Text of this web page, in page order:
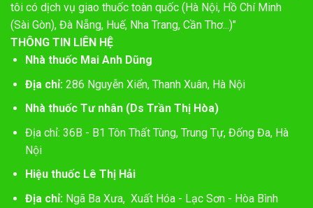
tôi có dịch vụ giao thuốc toàn quốc (Hà Nội, Hồ Chí Minh
(Sài Gòn), Đà Nẵng, Huế, Nha Trang, Cần Thơ...)"
THÔNG TIN LIÊN HỆ
Nhà thuốc Mai Anh Dũng
Địa chỉ:286 Nguyễn Xiển, Thanh Xuân, Hà Nội
Nhà thuốc Tư nhân (Ds Trần Thị Hòa)
Địa chỉ: 36B - B1 Tôn Thất Tùng, Trung Tự, Đống Đa, Hà
Nội
Hiệu thuốc Lê Thị Hải
Địa chỉ: Ngã Ba Xưa, Xuất Hóa - Lạc Sơn - Hòa Bình